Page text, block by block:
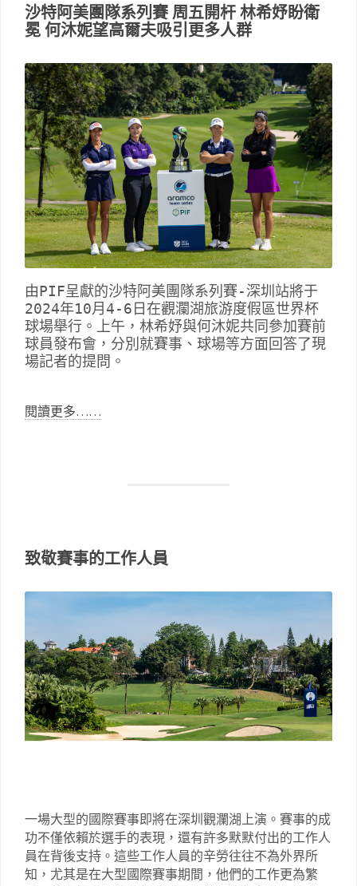
沙特阿美團隊系列賽 周五開杆 林希妤盼衛
冕 何沐妮望高爾夫吸引更多人群
由PIF呈獻的沙特阿美團隊系列賽-深圳站將于
2024年10月4-6日在觀瀾湖旅游度假區世界杯
球場舉行。上午，林希妤與何沐妮共同參加賽前
球員發布會，分別就賽事、球場等方面回答了現
場記者的提問。
閱讀更多……
致敬賽事的工作人員
一場大型的國際賽事即將在深圳觀瀾湖上演。賽事的成
功不僅依賴於選手的表現，還有許多默默付出的工作人
員在背後支持。這些工作人員的辛勞往往不為外界所
知，尤其是在大型國際賽事期間，他們的工作更為繁